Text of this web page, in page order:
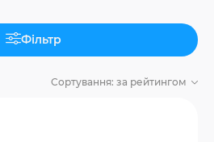
Фільтр
Сортування: за рейтингом